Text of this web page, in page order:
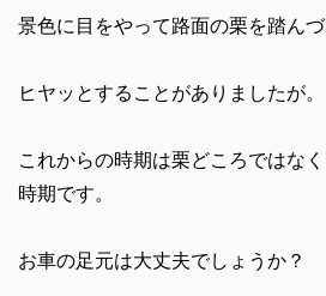
景色に目をやって路面の栗を踏ん
ヒヤッとすることがありましたが。
これからの時期は栗どころではな
時期です。
お車の足元は大丈夫でしょうか？